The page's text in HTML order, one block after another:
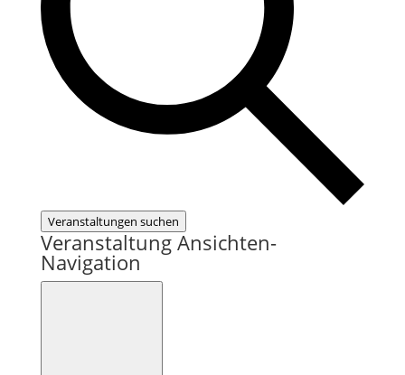
Veranstaltungen suchen
Veranstaltung Ansichten-
Navigation